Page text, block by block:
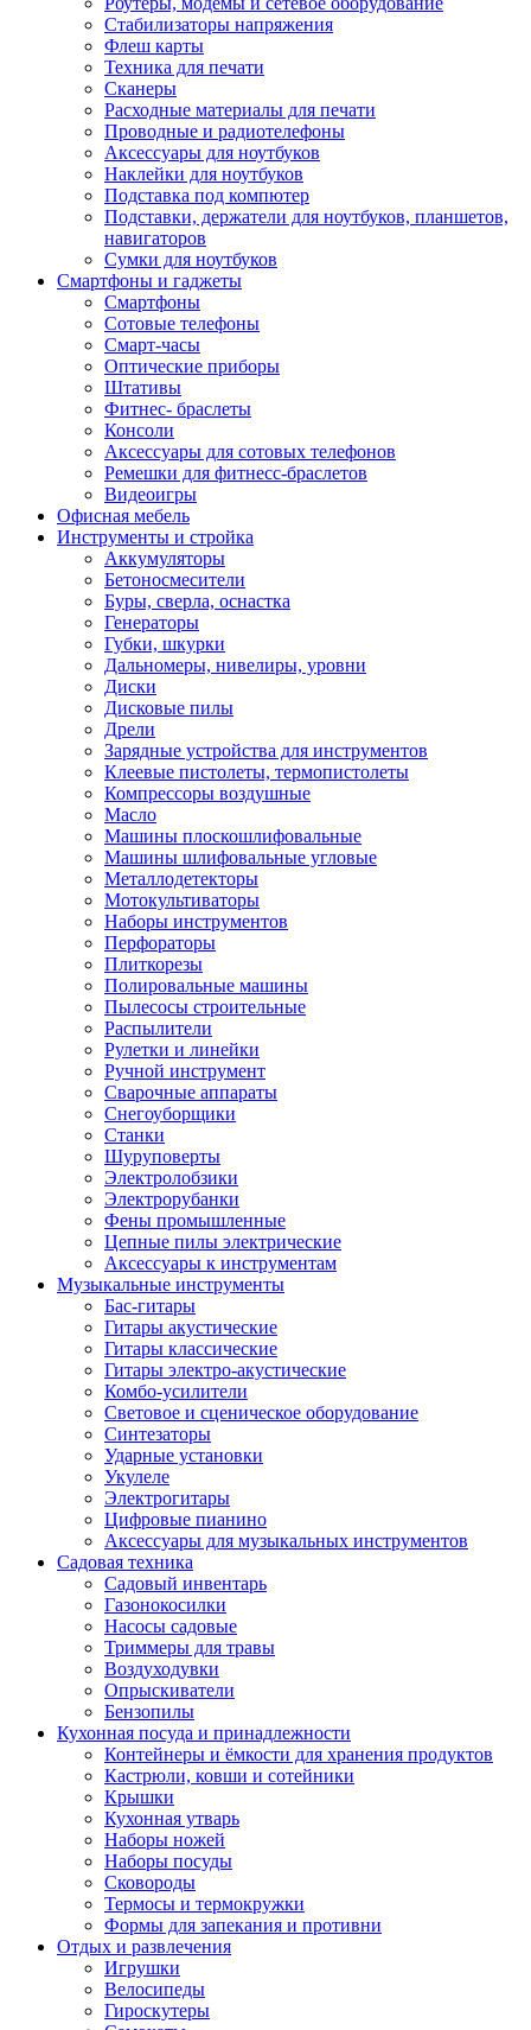
Стабилизаторы напряжения
Флеш карты
Техника для печати
Сканеры
Расходные материалы для печати
Проводные и радиотелефоны
Аксессуары для ноутбуков
Наклейки для ноутбуков
Подставка под компютер
Подставки, держатели для ноутбуков, планшетов,
навигаторов
Сумки для ноутбуков
Смартфоны и гаджеты
Смартфоны
Сотовые телефоны
Смарт-часы
Оптические приборы
Штативы
Фитнес- браслеты
Консоли
Аксессуары для сотовых телефонов
Ремешки для фитнесс-браслетов
Видеоигры
Офисная мебель
Инструменты и стройка
Аккумуляторы
Бетоносмесители
Буры, сверла, оснастка
Генераторы
Губки, шкурки
Дальномеры, нивелиры, уровни
Диски
Дисковые пилы
Дрели
Зарядные устройства для инструментов
Клеевые пистолеты, термопистолеты
Компрессоры воздушные
Масло
Машины плоскошлифовальные
Машины шлифовальные угловые
Металлодетекторы
Мотокультиваторы
Наборы инструментов
Перфораторы
Плиткорезы
Полировальные машины
Пылесосы строительные
Распылители
Рулетки и линейки
Ручной инструмент
Сварочные аппараты
Снегоуборщики
Станки
Шуруповерты
Электролобзики
Электрорубанки
Фены промышленные
Цепные пилы электрические
Аксессуары к инструментам
Музыкальные инструменты
Бас-гитары
Гитары акустические
Гитары классические
Гитары электро-акустические
Комбо-усилители
Световое и сценическое оборудование
Синтезаторы
Ударные установки
Укулеле
Электрогитары
Цифровые пианино
Аксессуары для музыкальных инструментов
Садовая техника
Садовый инвентарь
Газонокосилки
Насосы садовые
Триммеры для травы
Воздуходувки
Опрыскиватели
Бензопилы
Кухонная посуда и принадлежности
Контейнеры и ёмкости для хранения продуктов
Кастрюли, ковши и сотейники
Крышки
Кухонная утварь
Наборы ножей
Наборы посуды
Сковороды
Термосы и термокружки
Формы для запекания и противни
Отдых и развлечения
Игрушки
Велосипеды
Гироскутеры